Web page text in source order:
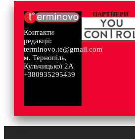
Контакти
редакції:
terminovo.te@gmail.com
м. Тернопіль,
Кульчицької 2А
+380935295439
ПАРТНЕРИ